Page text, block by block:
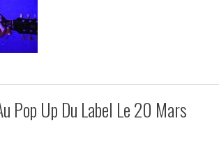
Pop Up Du Label Le 20 Mars